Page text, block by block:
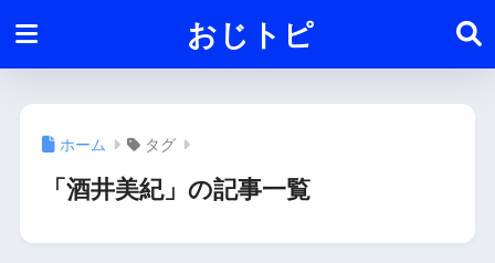
おじトピ
ホーム タグ
「酒井美紀」の記事一覧